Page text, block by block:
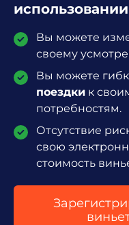
Вы можете
своему
Вы можете
поездкик
потребностям.
Отсутствие
свою
стоимость